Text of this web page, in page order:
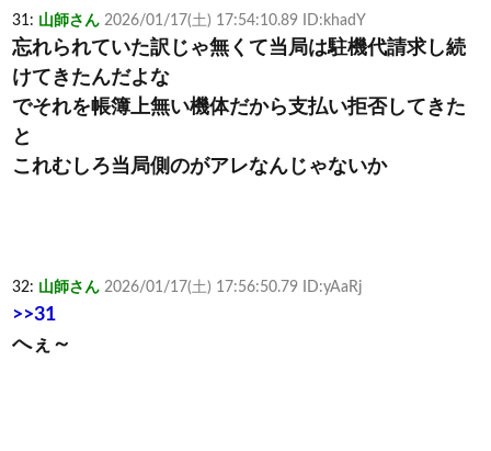
31: 山師さん 2026/01/17(土) 17:54:10.89 ID:khadY
忘れられていた訳じゃ無くて当局は駐機代請求し続
けてきたんだよな
でそれを帳簿上無い機体だから支払い拒否してきた
と
これむしろ当局側のがアレなんじゃないか
32: 山師さん 2026/01/17(土) 17:56:50.79 ID:yAaRj
>>31
へぇ～